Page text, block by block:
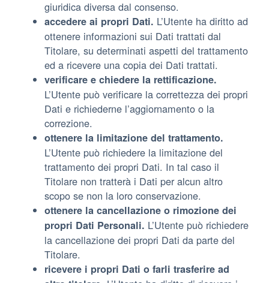
giuridica diversa dal consenso.
accedere ai propri Dati. L’Utente ha diritto ad
ottenere informazioni sui Dati trattati dal
Titolare, su determinati aspetti del trattamento
ed a ricevere una copia dei Dati trattati.
verificare e chiedere la rettificazione.
L’Utente può verificare la correttezza dei propri
Dati e richiederne l’aggiornamento o la
correzione.
ottenere la limitazione del trattamento.
L’Utente può richiedere la limitazione del
trattamento dei propri Dati. In tal caso il
Titolare non tratterà i Dati per alcun altro
scopo se non la loro conservazione.
ottenere la cancellazione o rimozione dei
propri Dati Personali. L’Utente può richiedere
la cancellazione dei propri Dati da parte del
Titolare.
ricevere i propri Dati o farli trasferire ad